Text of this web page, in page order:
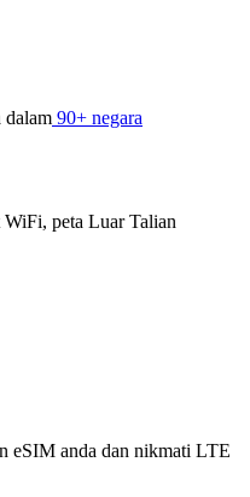
dalam 90+ negara
WiFi, peta Luar Talian
eSIM anda dan nikmati LTE